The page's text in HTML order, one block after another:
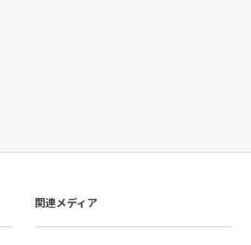
関連メディア